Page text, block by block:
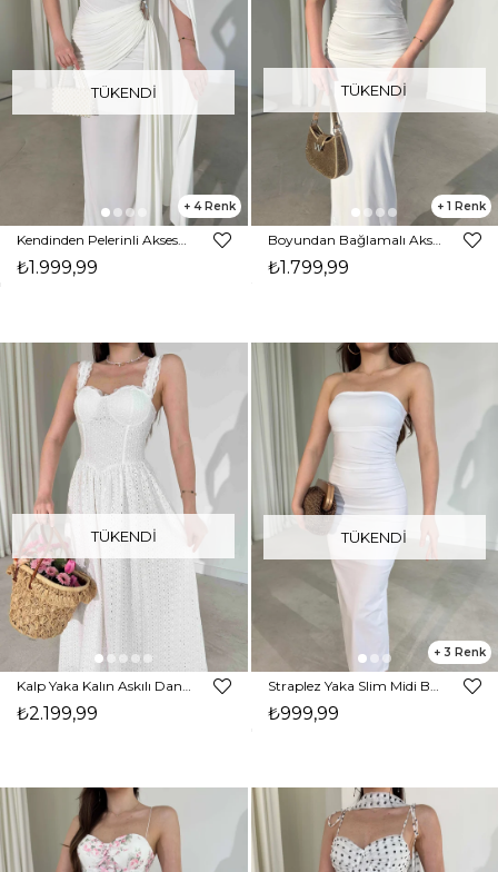
TÜKENDI
4
Kendinden Pelerinli Aksesuarlı Drape Detaylı Maxi Ekru Sienna Kadın Elbise 26Y239
₺1.999,99
TÜKENDI
1
Boyundan Bağlamalı Aksesuarlı Beyaz Zander Kadın Elbise 26Y203
₺1.799,99
TÜKENDI
Kalp Yaka Kalın Askılı Dantelli Maxi Beyaz Birit Kadın Elbise 26Y188
₺2.199,99
TÜKENDI
3
Straplez Yaka Slim Midi Boy Beyaz Aracel Kadın Elbise 26Y167
₺999,99